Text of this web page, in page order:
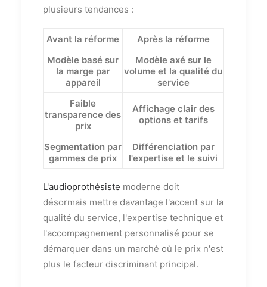
plusieurs tendances :
Avant la réforme
Après la réforme
Modèle basé sur
la marge par
appareil
Modèle axé sur le
volume et la qualité du
service
Faible
transparence des
prix
Affichage clair des
options et tarifs
Segmentation par
gammes de prix
Différenciation par
l'expertise et le suivi
L'audioprothésiste moderne doit
désormais mettre davantage l'accent sur la
qualité du service, l'expertise technique et
l'accompagnement personnalisé pour se
démarquer dans un marché où le prix n'est
plus le facteur discriminant principal.